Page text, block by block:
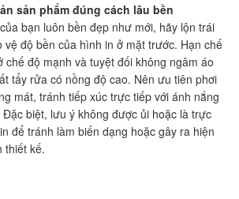
sản phẩm đúng cách lâu bền
bạn luôn bền đẹp như mới, hãy lộn trái
vệ độ bền của hình in ở mặt trước. Hạn chế
chế độ mạnh và tuyệt đối không ngâm áo
tẩy rửa có nồng độ cao. Nên ưu tiên phơi
mát, tránh tiếp xúc trực tiếp với ánh nắng
biệt, lưu ý không được ủi hoặc là trực
để tránh làm biến dạng hoặc gây ra hiện
thiết kế.